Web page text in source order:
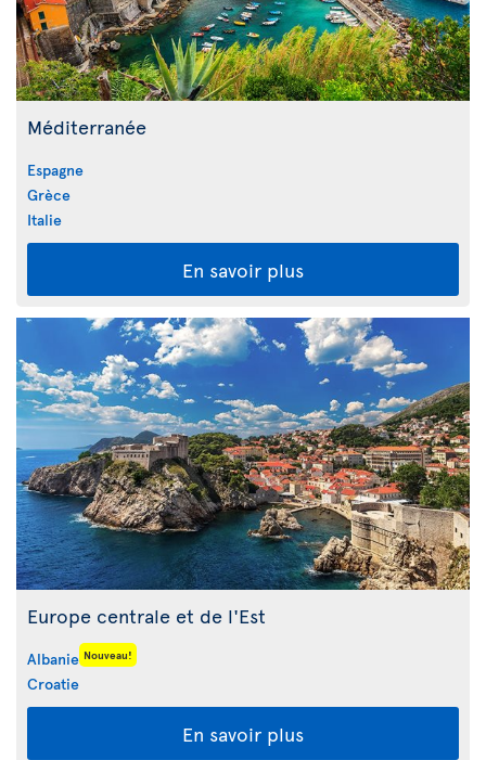
Méditerranée
Espagne
Grèce
Italie
En savoir plus
Europe centrale et de l'Est
Albanie Nouveau!
Croatie
En savoir plus